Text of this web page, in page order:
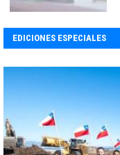
EDICIONES ESPECIALES